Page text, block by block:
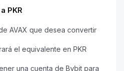
PKR
AVAX que desea convertir
el equivalente en PKR
una cuenta de Bybit para